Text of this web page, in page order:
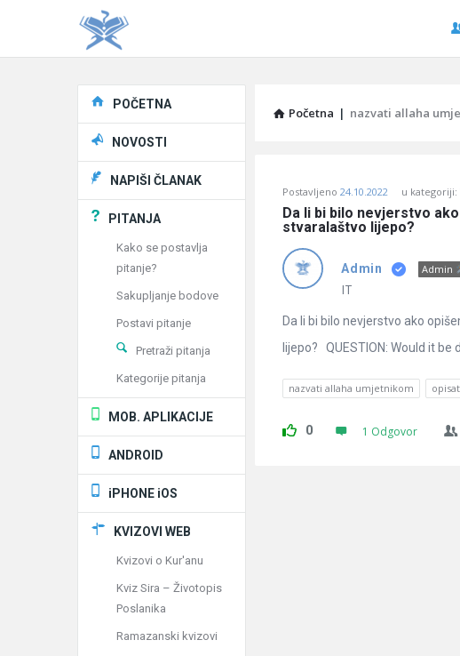
Početna | nazvati allaha
Učene
Latest
Pitanja
Postavljeno 24.10.2022 u kategoriji:
Da li bi bilo nevjerstvo
stvaralaštvo lijepo?
Admin Admin
IT
Da li bi bilo nevjerstvo ako
lijepo? QUESTION: Would it be
nazvati allaha umjetnikom
0 1 Odgovor
Explore
POČETNA
NOVOSTI
NAPIŠI ČLANAK
PITANJA
Kako se postavlja
pitanje?
Sakupljanje bodove
Postavi pitanje
Pretraži pitanja
Kategorije pitanja
MOB. APLIKACIJE
ANDROID
iPHONE iOS
KVIZOVI WEB
Kvizovi o Kur'anu
Kviz Sira – Životopis
Poslanika
Ramazanski kvizovi